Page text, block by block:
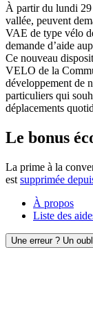
À partir du lundi 29
vallée, peuvent
VAE de type vélo
demande d’aide
Ce nouveau
VELO de la
développement de
particuliers qui
déplacements
Le bonus
La prime à la
est supprimée
À propos
Liste des
Une erreur ? Un